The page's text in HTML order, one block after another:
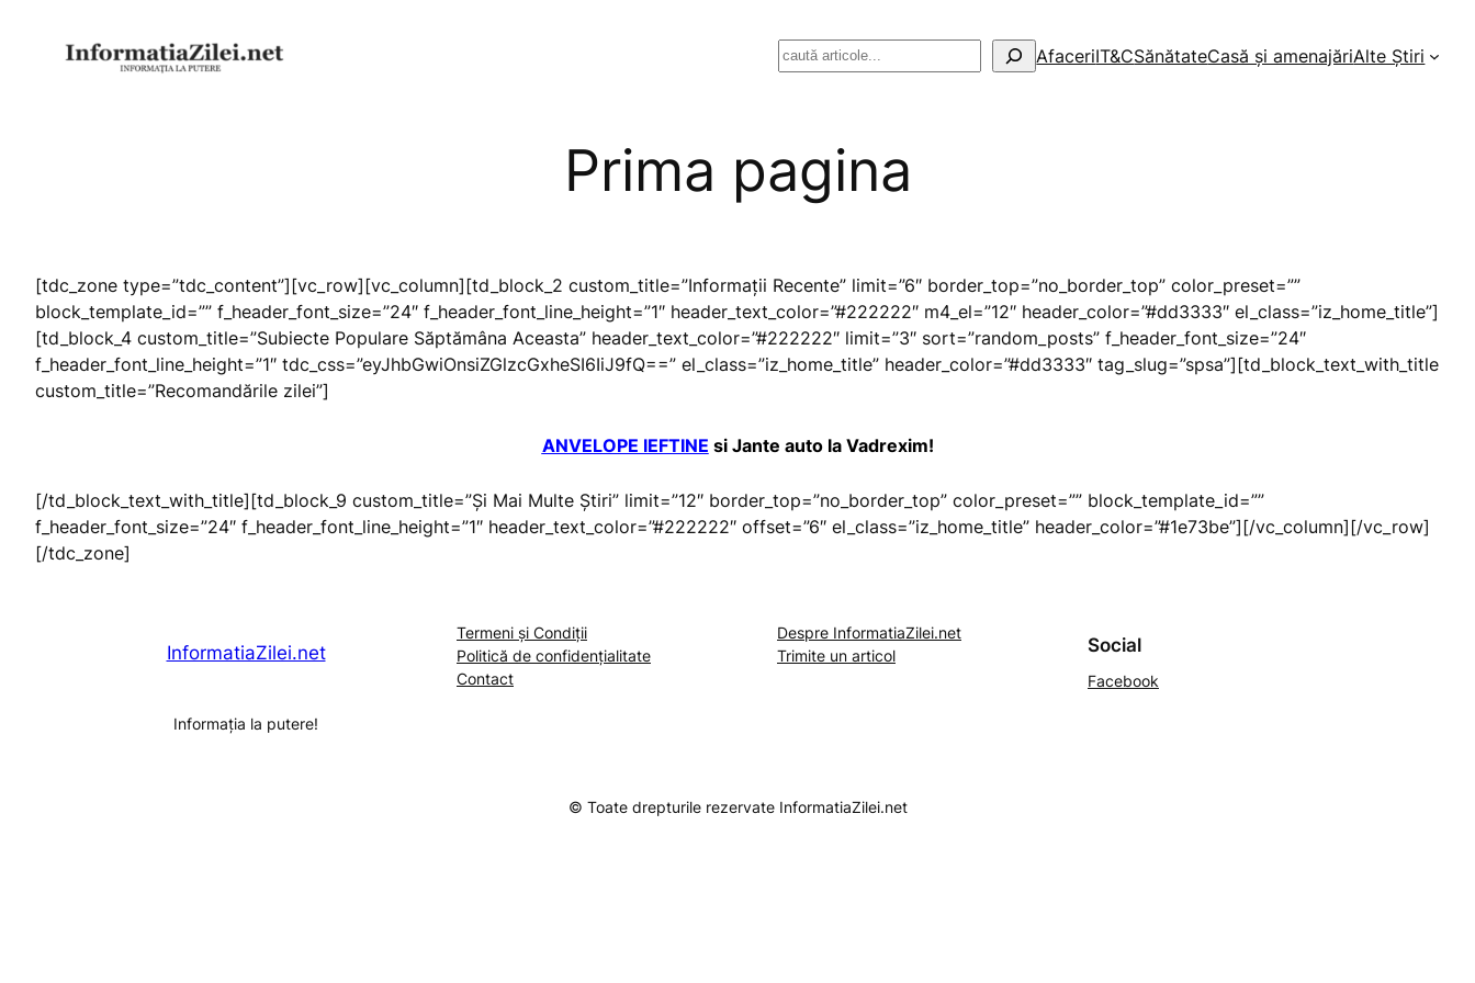
Search AfaceriIT&CSănătateCasă și amenajăriAlte Știri
Prima pagina
[tdc_zone type=”tdc_content”][vc_row][vc_column][td_block_2 custom_title=”Informaţii Recente” limit=”6″ border_top=”no_border_top” color_preset=””
block_template_id=”” f_header_font_size=”24″ f_header_font_line_height=”1″ header_text_color=”#222222″ m4_el=”12″ header_color=”#dd3333″ el_class=”iz_home_title”]
[td_block_4 custom_title=”Subiecte Populare Săptămâna Aceasta” header_text_color=”#222222″ limit=”3″ sort=”random_posts” f_header_font_size=”24″
f_header_font_line_height=”1″ tdc_css=”eyJhbGwiOnsiZGlzcGxheSI6IiJ9fQ==” el_class=”iz_home_title” header_color=”#dd3333″ tag_slug=”spsa”][td_block_text_with_title
custom_title=”Recomandările zilei”]
ANVELOPE IEFTINE si Jante auto la Vadrexim!
[/td_block_text_with_title][td_block_9 custom_title=”Și Mai Multe Știri” limit=”12″ border_top=”no_border_top” color_preset=”” block_template_id=””
f_header_font_size=”24″ f_header_font_line_height=”1″ header_text_color=”#222222″ offset=”6″ el_class=”iz_home_title” header_color=”#1e73be”][/vc_column][/vc_row]
[/tdc_zone]
InformatiaZilei.net
Informația la putere!
Termeni și Condiții
Politică de confidențialitate
Contact
Despre InformatiaZilei.net
Trimite un articol
Social
Facebook
© Toate drepturile rezervate InformatiaZilei.net